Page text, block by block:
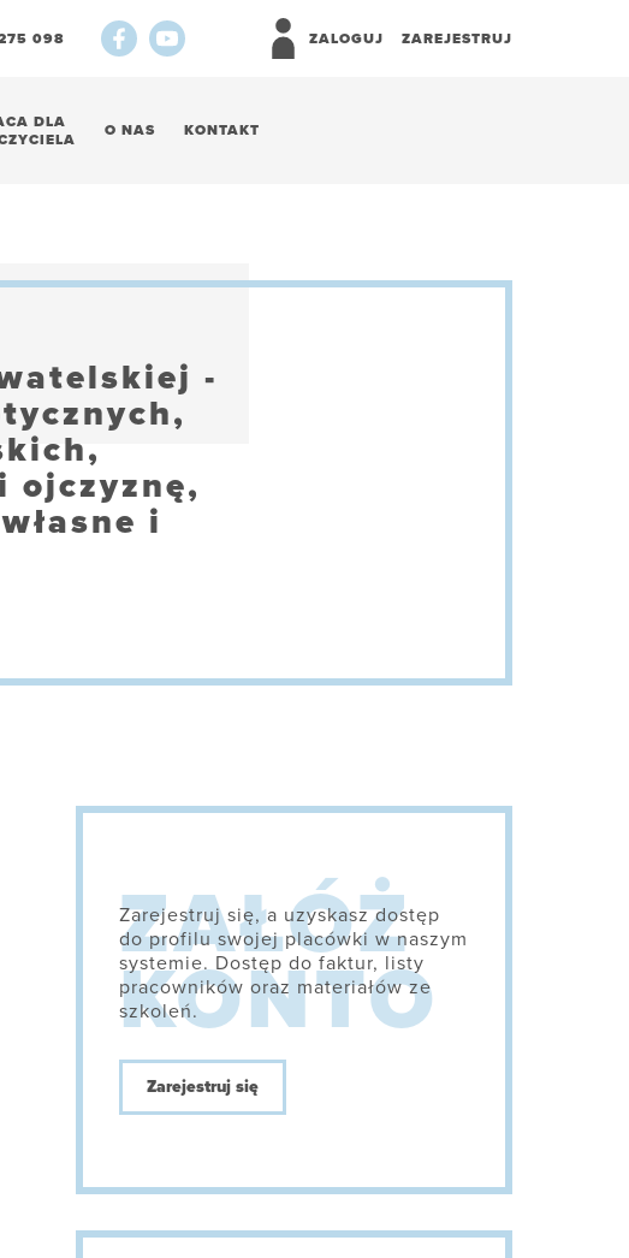
098 ZALOGUJ ZAREJESTRUJ
DLA
O NAS KONTAKT
-
ojczyznę,
i
Zarejestruj się, a uzyskasz dostęp
do profilu swojej placówki w naszym
systemie. Dostęp do faktur, listy
pracowników oraz materiałów ze
szkoleń.
Zarejestruj się